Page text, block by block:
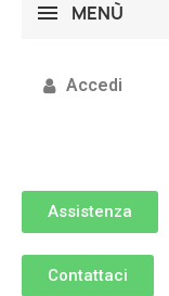
MENÙ
Accedi
Assistenza
Contattaci